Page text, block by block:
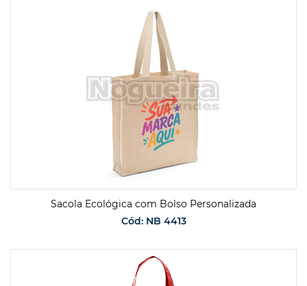
SOLICITAR ORÇAMENTO
Sacola Ecológica com Bolso Personalizada
Cód: NB 4413
SOLICITAR ORÇAMENTO